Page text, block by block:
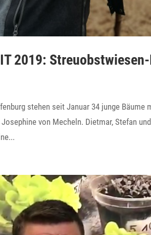
2019:
stehen seit Januar 34 junge
von Mecheln. Dietmar, Stefan